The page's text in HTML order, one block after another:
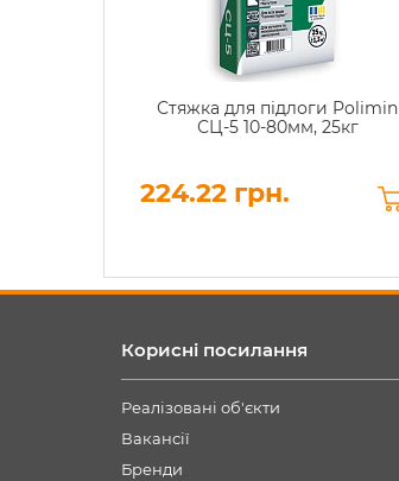
Стяжка для підлоги Polimin
СЦ-5 10-80мм, 25кг
224.22 грн.
Корисні посилання
Реалізовані об'єкти
Вакансії
Бренди